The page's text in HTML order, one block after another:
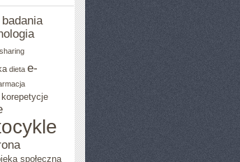
badania
dieta e-
korepetycje
społeczna